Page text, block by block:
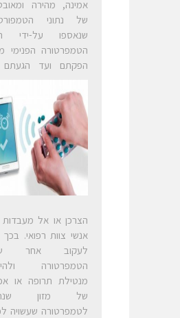
אמינה, מהירה
של נתוני
שנאספו על-ידי
הטמפרטורה הפנימי
הפקתם ועד
הצרכן או אל מעבדות
אנשי צוות רפואי. בכך
לעקוב אחר
הטמפרטורה
מנטילת תרופה או
של מזון
לטמפרטורה שעשויה